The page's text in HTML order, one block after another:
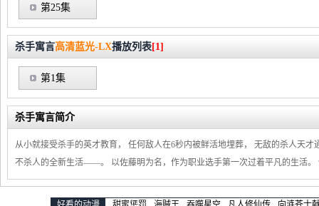
第25集
杀手寓言高清蓝光-LX播放列表[1]
第1集
杀手寓言简介
从小就接受杀手的英才教育， 任何敌人在6秒内被鲜活地埋葬， 无敌的杀人天
不杀人的全新生活——。 以佐藤明为名，作为职业选手第一次过着平凡的生活